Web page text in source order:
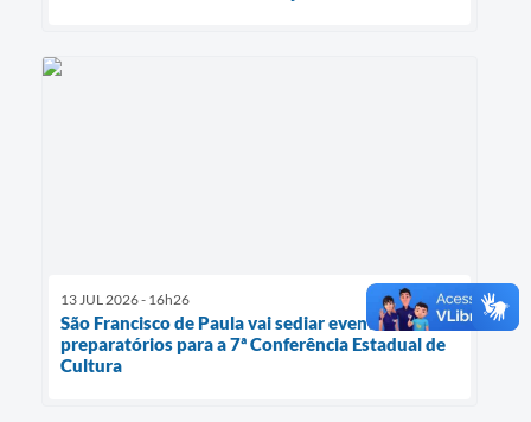
AUDIÊNCIA PÚBLICA - PLANEJA-URB 01
Inscrições Curso Informática para Aplicativos de Escritório
13 JUL 2026 - 16h26
São Francisco de Paula vai sediar eventos
preparatórios para a 7ª Conferência Estadual de
Cultura